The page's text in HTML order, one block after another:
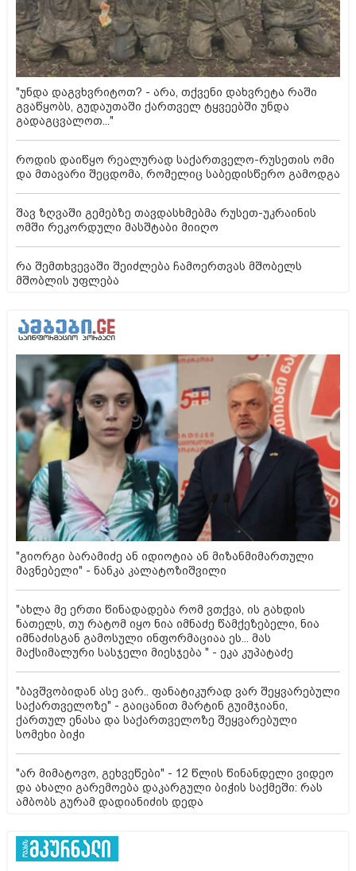
"უნდა დაგვხვრიტოთ? - არა, თქვენი დახვრეტა რაში
გვაწყობს, გუდაუთაში ქართველ ტყვეებში უნდა
გადაგცვალოთ..."
როდის დაიწყო რეალურად საქართველო-რუსეთის ომი
და მთავარი შეცდომა, რომელიც საბედისწერო გამოდგა
შავ ზღვაში გემებზე თავდასხმებმა რუსეთ-უკრაინის
ომში რეკორდული მასშტაბი მიიღო
რა შემთხვევაში შეიძლება ჩამოერთვას მშობელს
მშობლის უფლება
"გიორგი ბარამიძე ან იდიოტია ან მიზანმიმართული
მავნებელი" - ნანკა კალატოზიშვილი
"ახლა მე ერთი წინადადება რომ ვთქვა, ის გახდის
ნათელს, თუ რატომ იყო ნია იმნაძე წამქეზებელი, ნია
იმნაძისგან გამოსული ინფორმაციაა ეს... მას
მაქსიმალური სასჯელი მიესჯება " - ეკა კუპატაძე
"ბავშვობიდან ასე ვარ.. ფანატიკურად ვარ შეყვარებული
საქართველოზე" - გაიცანით მარტინ გუიმჯიანი,
ქართულ ენასა და საქართველოზე შეყვარებული
სომეხი ბიჭი
"არ მიმატოვო, გეხვეწები" - 12 წლის წინანდელი ვიდეო
და ახალი გარემოება დაკარგული ბიჭის საქმეში: რას
ამბობს გურამ დადიანიძის დედა